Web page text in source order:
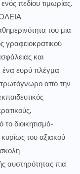
πεδίου τιμωρίας.
του μια
γραφειοκρατικού
και
ένα ευρύ πλέγμα
από την
διοικητισμό-
του αξιακού
αυστηρότητας πια